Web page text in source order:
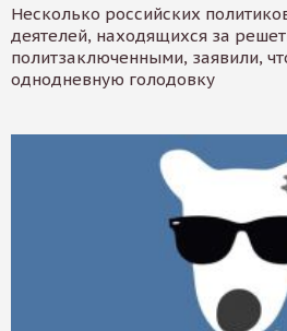
Несколько российских
деятелей, находящихся за
политзаключенными, заявили,
однодневную голодовку